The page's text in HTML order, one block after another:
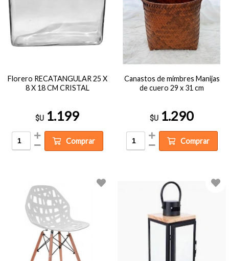
Florero RECATANGULAR 25 X
8 X 18 CM CRISTAL
$U 1.199
Comprar
Canastos de mimbres Manijas
de cuero 29 x 31 cm
$U 1.290
Comprar